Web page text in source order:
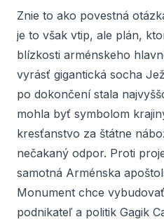
Znie to ako povestná
je to však vtip, ale plán,
blízkosti arménskeho
vyrásť gigantická socha
po dokončení stala
mohla byť symbolom
kresťanstvo za štátne
nečakaný odpor. Proti
samotná Arménska
Monument chce
podnikateľ a politik Gagik